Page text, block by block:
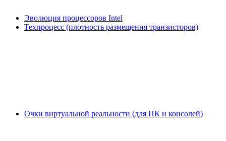
Эволюция процессоров Intel
Техпроцесс (плотность размещения транзисторов)
Очки виртуальной реальности (для ПК и консолей)